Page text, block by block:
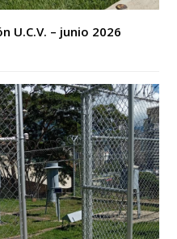
U.C.V. – junio 2026